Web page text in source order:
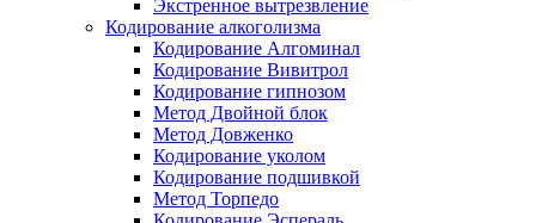
Экстренное вытрезвление
Кодирование алкоголизма
Кодирование Алгоминал
Кодирование Вивитрол
Кодирование гипнозом
Метод Двойной блок
Метод Довженко
Кодирование уколом
Кодирование подшивкой
Метод Торпедо